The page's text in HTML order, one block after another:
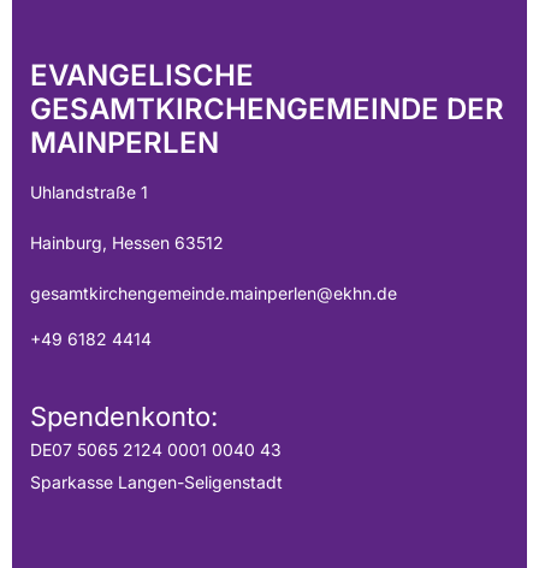
EVANGELISCHE
GESAMTKIRCHENGEMEINDE DER
MAINPERLEN
Uhlandstraße 1
Hainburg, Hessen 63512
gesamtkirchengemeinde.mainperlen@ekhn.de
+49 6182 4414
Spendenkonto:
DE07 5065 2124 0001 0040 43
Sparkasse Langen-Seligenstadt